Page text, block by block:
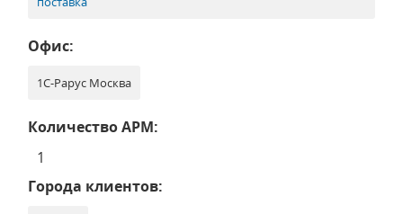
Офис:
1С-Рарус Москва
Количество АРМ:
1
Города клиентов: